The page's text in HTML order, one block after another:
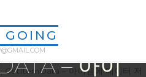
GOING
– 아이